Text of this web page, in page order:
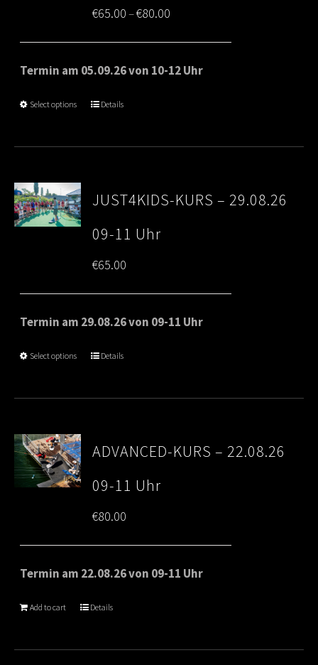
€65.00–€80.00
range:
€65.00
Termin am 05.09.26 von 10-12 Uhr
Select options Details
JUST4KIDS-KURS – 29.08.26
09-11 Uhr
€65.00
Termin am 29.08.26 von 09-11 Uhr
Select options Details
ADVANCED-KURS – 22.08.26
09-11 Uhr
€80.00
Termin am 22.08.26 von 09-11 Uhr
Add to cart Details